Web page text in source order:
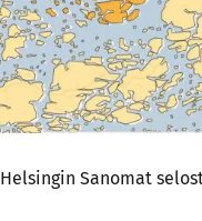
Helsingin Sanomat